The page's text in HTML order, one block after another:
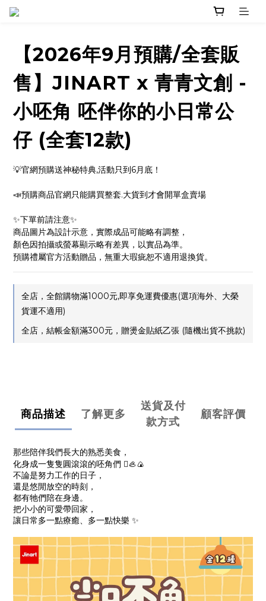
【2026年9月預購/全套販
售】JINART x 青青文創 -
小呸角 呸伴你的小日常公
仔 (全套12款)
💡官網預購送神秘特典,活動只到6月底！
📣預購商品官網只能購買整套.大貨到才會開單盒賣場
✨下單前請注意✨
商品圖片為設計示意，實際成品可能略有調整，
顏色因拍攝或螢幕顯示略有差異，以實品為準。
預購禮屬官方活動贈品，無重大瑕疵恕不適用退換貨。
全店，全館購物滿1000元,即享免運費優惠(選項海外、大榮
貨運不適用)
全店，結帳金額滿300元，贈燙金貼紙乙張 (隨機出貨不挑款)
商品描述 了解更多
送貨及付
款方式
顧客評價
那些陪伴我們長大的熟悉美食，
化身成一隻隻圓滾滾的呸角們 🫜🦪🍙
不論是努力工作的日子，
還是悠閒放空的時刻，
都有牠們陪在身邊。
把小小的可愛帶回家，
讓日常多一點療癒、多一點快樂 ✨